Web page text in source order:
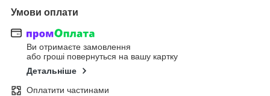
Умови оплати
Ви отримаєте замовлення
або гроші повернуться на вашу картку
Детальніше
Оплатити частинами